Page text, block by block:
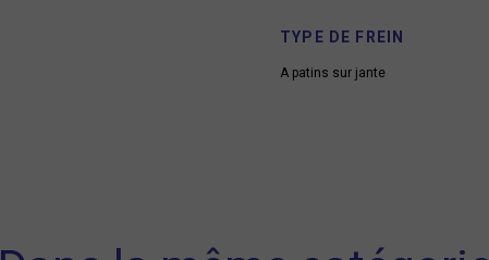
TYPE DE FREIN
A patins sur jante